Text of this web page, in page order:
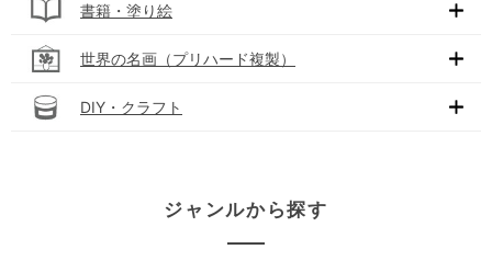
書籍・塗り絵
世界の名画（プリハード複製）
DIY・クラフト
ジャンルから探す